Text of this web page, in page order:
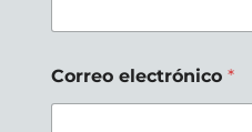
o
r
Correo electrónico *